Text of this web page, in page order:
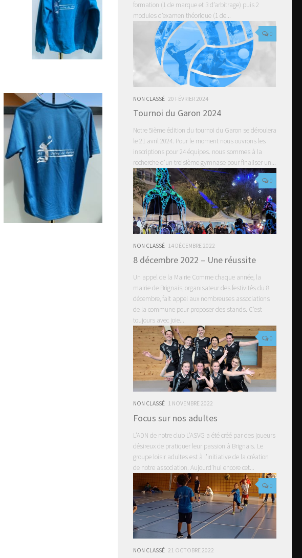
formation (1 de marque et 3 d’arbitrage) puis 2
modules d’examen théorique (1 de...
0
NON CLASSÉ 20 FÉVRIER 2024
Tournoi du Garon 2024
Notre 5ième édition du tournoi du Garon se déroulera
le 21 avril 2024. Pour le moment nous ouvrons les
inscriptions pour 24 équipes. nous sommes à la
recherche d’un troisième gymnase pour finaliser un...
0
NON CLASSÉ 14 DÉCEMBRE 2022
8 décembre 2022 – Une réussite
Un appel de la Mairie Comme chaque année, la
mairie de Brignais, organisateur des festivités du 8
décembre, fait appel aux nombreuses associations
de la commune pour proposer des stands. C’est
toujours avec joie...
0
NON CLASSÉ 1 NOVEMBRE 2022
Focus sur nos adultes
L’ADN de notre club L’ASVG a été créé par des joueurs
désireux de pratiquer leur passion à Brignais. Le
groupe loisir adultes est à l’initiative de la création
de notre association. Aujourd’hui encore cet...
0
NON CLASSÉ 21 OCTOBRE 2022